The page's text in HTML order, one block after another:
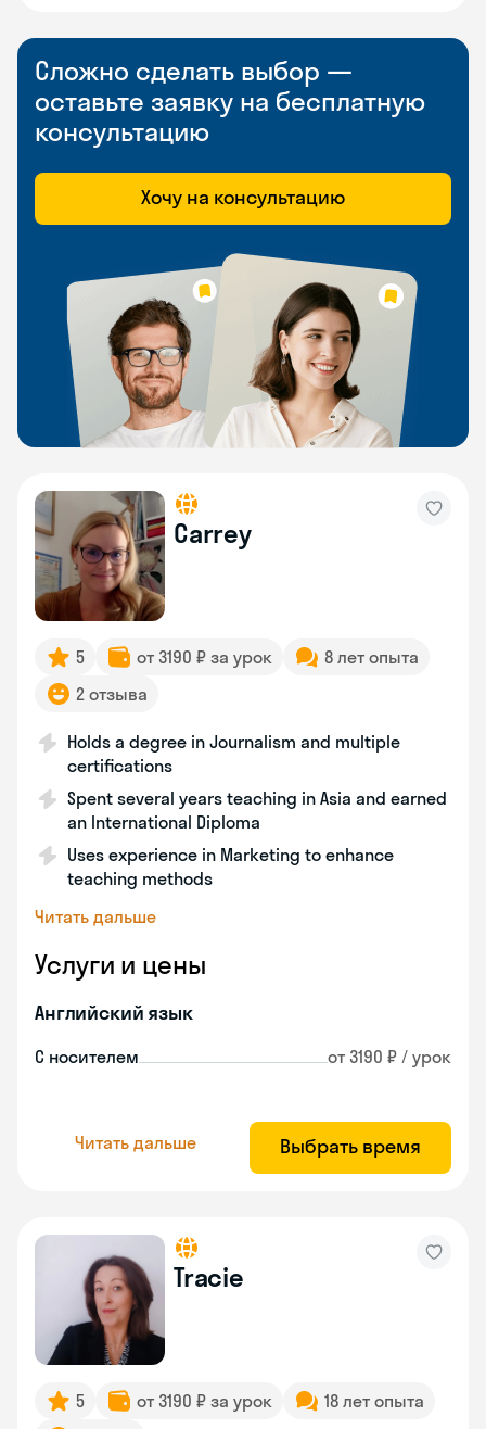
Сложно сделать выбор —
оставьте заявку на бесплатную
консультацию
Хочу на консультацию
Carrey
5 от 3190 ₽ за урок
8 лет опыта
2 отзыва
Holds a degree in Journalism and multiple
certifications
Spent several years teaching in Asia and earned
an International Diploma
Uses experience in Marketing to enhance
teaching methods
Читать дальше
Услуги и цены
Английский язык
С носителем от 3190 ₽ / урок
Читать дальше Выбрать время
Tracie
5 от 3190 ₽ за урок
18 лет опыта